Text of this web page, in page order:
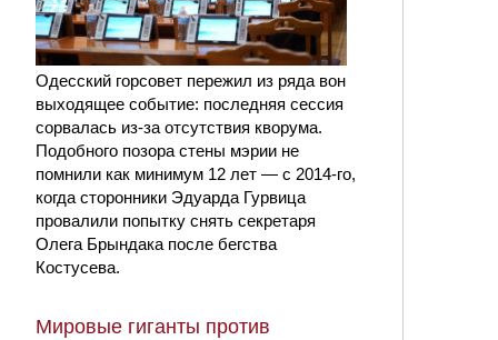
Одесский горсовет пережил из ряда вон
выходящее событие: последняя сессия
сорвалась из-за отсутствия кворума.
Подобного позора стены мэрии не
помнили как минимум 12 лет — с 2014-го,
когда сторонники Эдуарда Гурвица
провалили попытку снять секретаря
Олега Брындака после бегства
Костусева.
Мировые гиганты против